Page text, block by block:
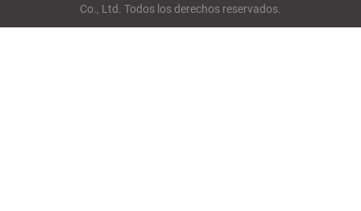
Co., Ltd. Todos los derechos reservados.